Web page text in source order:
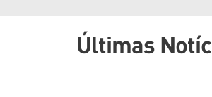
Últimas